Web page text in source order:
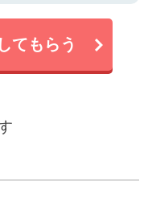
てもらう